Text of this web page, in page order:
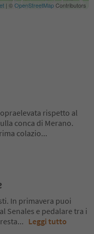
| ©OpenStreetMapContributors
rispetto al
conca di Merano.
colazio...
In primavera puoi
Senales e pedalare tra i
... Leggi tutto